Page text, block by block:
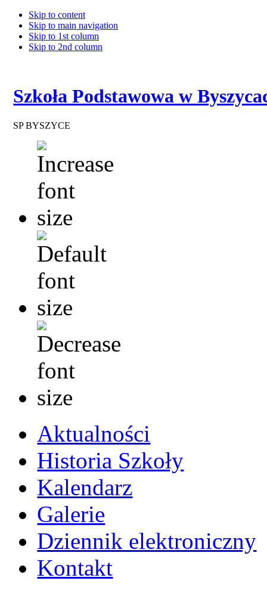
Skip to content
Skip to main navigation
Skip to 1st column
Skip to 2nd column
Szkoła Podstawowa w
SP BYSZYCE
Aktualności
Historia Szkoły
Kalendarz
Galerie
Dziennik elektroniczny
Kontakt